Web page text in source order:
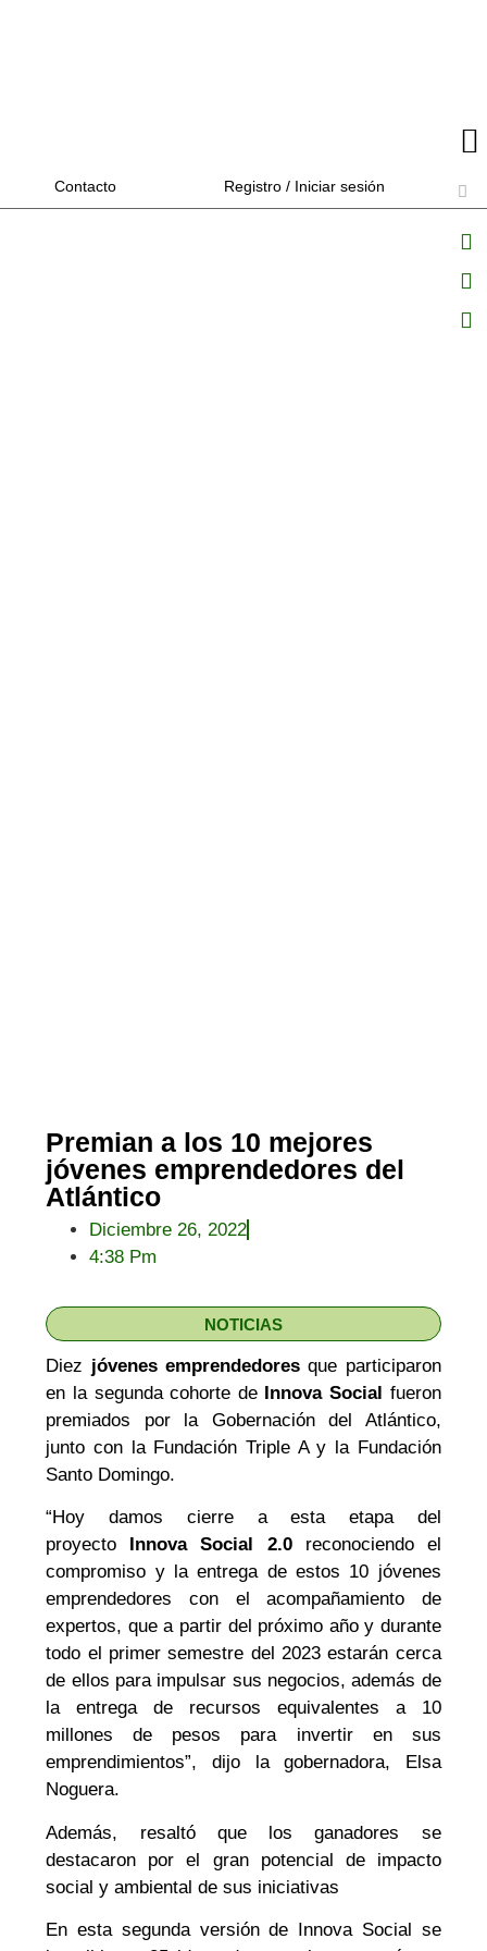
Contacto Registro / Iniciar sesión
Premian a los 10 mejores
jóvenes emprendedores del
Atlántico
Diciembre 26, 2022
4:38 Pm
NOTICIAS
Diez jóvenes emprendedoresque participaron
en la segunda cohorte deInnova Social fueron
premiados por la Gobernación del Atlántico,
junto con la Fundación Triple A y la Fundación
Santo Domingo.
“Hoy damos cierre a esta etapa del
proyecto Innova Social 2.0reconociendo el
compromiso y la entrega de estos 10 jóvenes
emprendedores con el acompañamiento de
expertos, que a partir del próximo año y durante
todo el primer semestre del 2023 estarán cerca
de ellos para impulsar sus negocios, además de
la entrega de recursos equivalentes a 10
millones de pesos para invertir en sus
emprendimientos”, dijo la gobernadora, Elsa
Noguera.
Además, resaltó que los ganadores se
destacaron por el gran potencial de impacto
social y ambiental de sus iniciativas
En esta segunda versión de Innova Social se